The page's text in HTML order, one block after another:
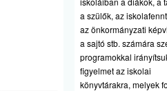
a szülők, az
az önkormányzati
a sajtó stb. számára
programokkal
figyelmet az iskolai
könyvtárakra, melyek